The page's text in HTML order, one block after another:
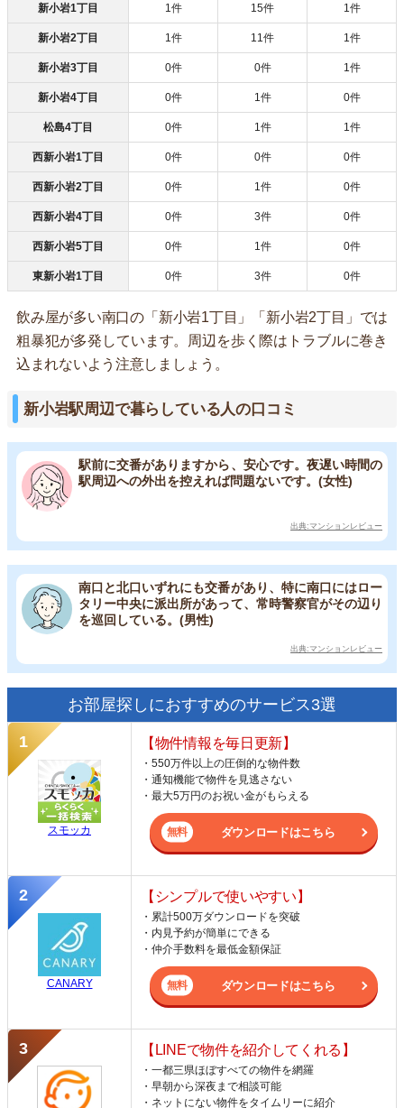
新小岩1丁目 1件 15件 1件
新小岩2丁目 1件 11件 1件
新小岩3丁目 0件 0件 1件
新小岩4丁目 0件 1件 0件
松島4丁目 0件 1件 1件
西新小岩1丁目 0件 0件 0件
西新小岩2丁目 0件 1件 0件
西新小岩4丁目 0件 3件 0件
西新小岩5丁目 0件 1件 0件
東新小岩1丁目 0件 3件 0件
飲み屋が多い南口の「新小岩1丁目」「新小岩2丁目」では
粗暴犯が多発しています。周辺を歩く際はトラブルに巻き
込まれないよう注意しましょう。
新小岩駅周辺で暮らしている人の口コミ
駅前に交番がありますから、安心です。夜遅い時間の
駅周辺への外出を控えれば問題ないです。(女性)
出典:マンションレビュー
南口と北口いずれにも交番があり、特に南口にはロー
タリー中央に派出所があって、常時警察官がその辺り
を巡回している。(男性)
出典:マンションレビュー
お部屋探しにおすすめのサービス3選
スモッカ
【物件情報を毎日更新】
・550万件以上の圧倒的な物件数
・通知機能で物件を見逃さない
・最大5万円のお祝い金がもらえる
ダウンロードはこちら
CANARY
【シンプルで使いやすい】
・累計500万ダウンロードを突破
・内見予約が簡単にできる
・仲介手数料を最低金額保証
ダウンロードはこちら
【LINEで物件を紹介してくれる】
・一都三県ほぼすべての物件を網羅
・早朝から深夜まで相談可能
・ネットにない物件をタイムリーに紹介